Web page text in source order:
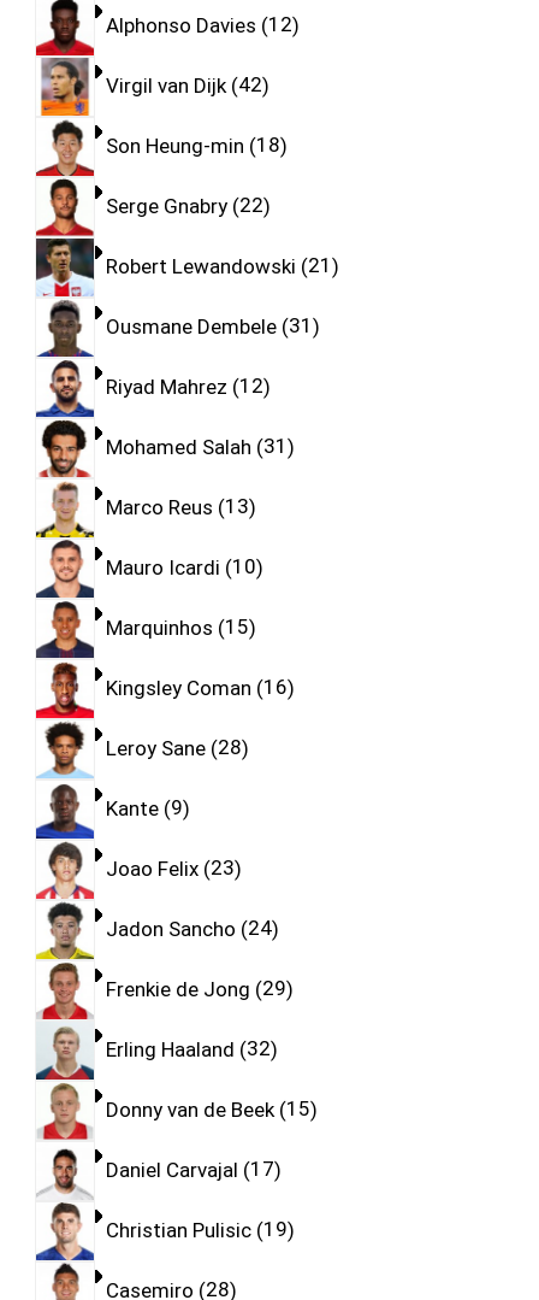
Alphonso Davies 12
Virgil van Dijk 42
Son Heung-min 18
Serge Gnabry 22
Robert Lewandowski 21
Ousmane Dembele 31
Riyad Mahrez 12
Mohamed Salah 31
Marco Reus 13
Mauro Icardi 10
Marquinhos 15
Kingsley Coman 16
Leroy Sane 28
Kante 9
Joao Felix 23
Jadon Sancho 24
Frenkie de Jong 29
Erling Haaland 32
Donny van de Beek 15
Daniel Carvajal 17
Christian Pulisic 19
Casemiro 28